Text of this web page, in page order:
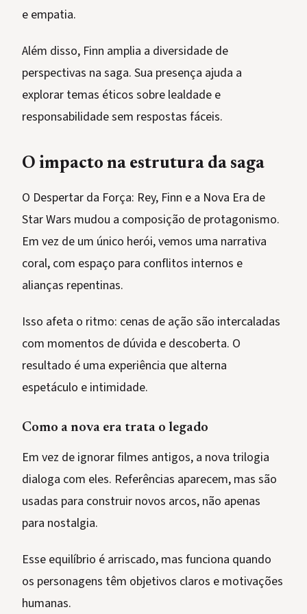
e empatia.
Além disso, Finn amplia a diversidade de
perspectivas na saga. Sua presença ajuda a
explorar temas éticos sobre lealdade e
responsabilidade sem respostas fáceis.
O impacto na estrutura da saga
O Despertar da Força: Rey, Finn e a Nova Era de
Star Wars mudou a composição de protagonismo.
Em vez de um único herói, vemos uma narrativa
coral, com espaço para conflitos internos e
alianças repentinas.
Isso afeta o ritmo: cenas de ação são intercaladas
com momentos de dúvida e descoberta. O
resultado é uma experiência que alterna
espetáculo e intimidade.
Como a nova era trata o legado
Em vez de ignorar filmes antigos, a nova trilogia
dialoga com eles. Referências aparecem, mas são
usadas para construir novos arcos, não apenas
para nostalgia.
Esse equilíbrio é arriscado, mas funciona quando
os personagens têm objetivos claros e motivações
humanas.